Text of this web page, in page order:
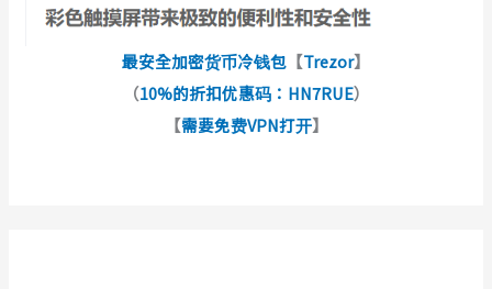
最安全加密货币冷钱包 【Trezor】
（10%的折扣优惠码：HN7RUE）
【需要免费VPN打开】